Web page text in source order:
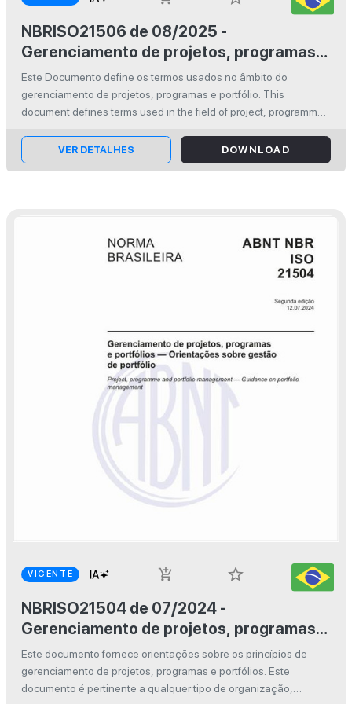
NBRISO21506 de 08/2025 -
Gerenciamento de projetos, programas e
portfólios - Vocabulário
Este Documento define os termos usados no âmbito do
gerenciamento de projetos, programas e portfólio. This
document defines terms used in the field of project, programme
VER DETALHES DOWNLOAD
VIGENTE add_shopping_cart
star_border
NBRISO21504 de 07/2024 -
Gerenciamento de projetos, programas e
portfólios — Orientações sobre gestão
de portfólio
Este documento fornece orientações sobre os princípios de
gerenciamento de projetos, programas e portfólios. Este
documento é pertinente a qualquer tipo de organização,